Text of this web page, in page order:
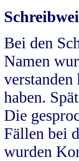
Bei den
Namen
verstanden
haben.
Die
Fällen bei
wurden